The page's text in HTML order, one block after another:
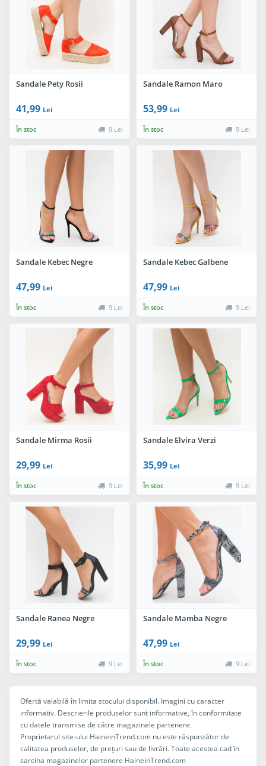
Sandale Pety Rosii
41,99 Lei
În stoc 9 Lei
Sandale Ramon Maro
53,99 Lei
În stoc 9 Lei
Sandale Kebec Negre
47,99 Lei
În stoc 9 Lei
Sandale Kebec Galbene
47,99 Lei
În stoc 9 Lei
Sandale Mirma Rosii
29,99 Lei
În stoc 9 Lei
Sandale Elvira Verzi
35,99 Lei
În stoc 9 Lei
Sandale Ranea Negre
29,99 Lei
În stoc 9 Lei
Sandale Mamba Negre
47,99 Lei
În stoc 9 Lei
Ofertă valabilă în limita stocului disponibil. Imagini cu caracter
informativ. Descrierile produselor sunt informative, în conformitate
cu datele transmise de către magazinele partenere.
Proprietarul site-ului HaineinTrend.com nu este răspunzător de
calitatea produselor, de preţuri sau de livrări. Toate acestea cad în
sarcina magazinelor partenere HaineinTrend.com